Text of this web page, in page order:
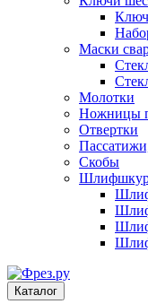
Маски
Молотки
Ножницы
Отвертки
Скобы
Каталог